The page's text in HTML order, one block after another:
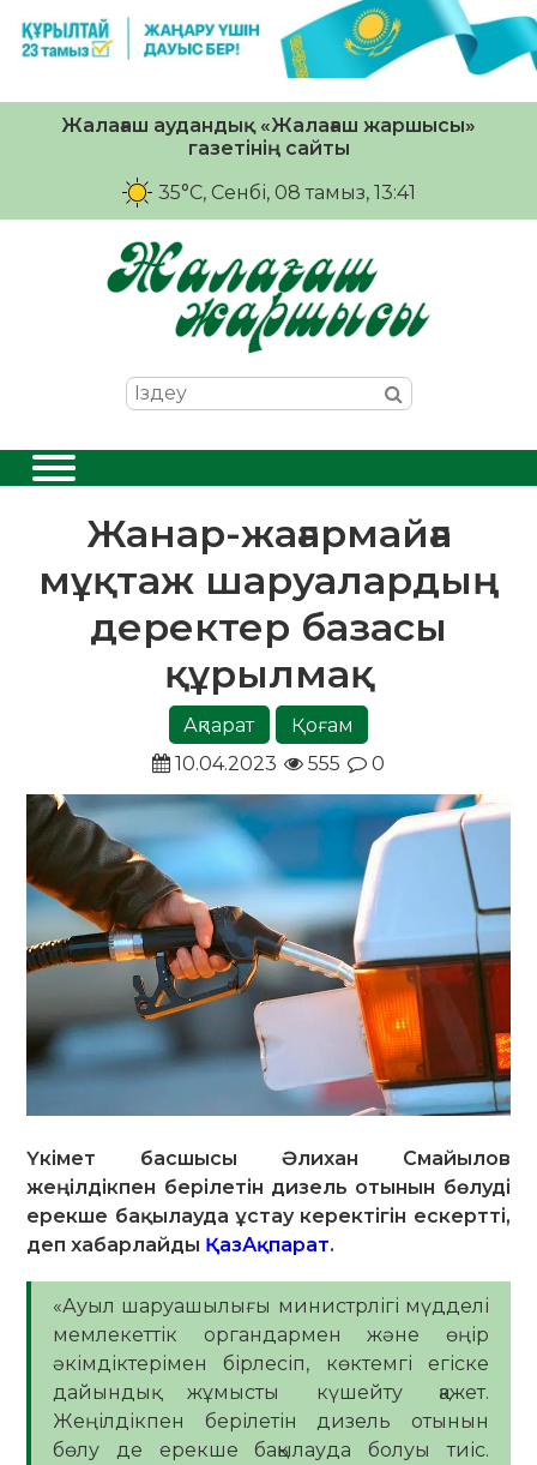
Жалағаш аудандық «Жалағаш жаршысы»
газетінің сайты
35°C, Сенбі, 08 тамыз, 13:41
Жанар-жағармайға
мұқтаж шаруалардың
деректер базасы
құрылмақ
Ақпарат
Қоғам
10.04.2023
555 0
Үкімет басшысы Әлихан Смайылов
жеңілдікпен берілетін дизель отынын бөлуді
ерекше бақылауда ұстау керектігін ескертті,
деп хабарлайды ҚазАқпарат.
«Ауыл шаруашылығы министрлігі мүдделі
мемлекеттік органдармен және өңір
әкімдіктерімен бірлесіп, көктемгі егіске
дайындық жұмысты күшейту қажет.
Жеңілдікпен берілетін дизель отынын
бөлу де ерекше бақылауда болуы тиіс.